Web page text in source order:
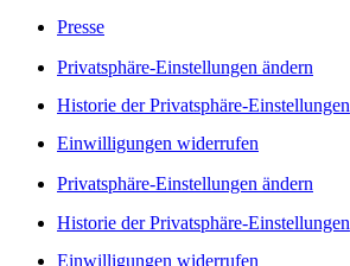
Presse
Privatsphäre-Einstellungen ändern
Historie der Privatsphäre-Einstellungen
Einwilligungen widerrufen
Privatsphäre-Einstellungen ändern
Historie der Privatsphäre-Einstellungen
Einwilligungen widerrufen